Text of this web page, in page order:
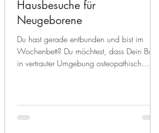
Hausbesuche für
Neugeborene
Du hast gerade entbunden und bist im
Wochenbett? Du möchtest, dass Dein Baby
in vertrauter Umgebung osteopathisch